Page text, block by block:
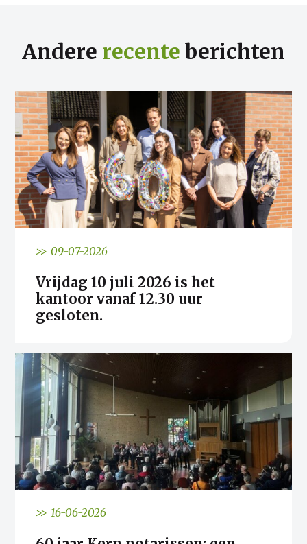
Andere recente berichten
>> 09-07-2026
Vrijdag 10 juli 2026 is het
kantoor vanaf 12.30 uur
gesloten.
>> 16-06-2026